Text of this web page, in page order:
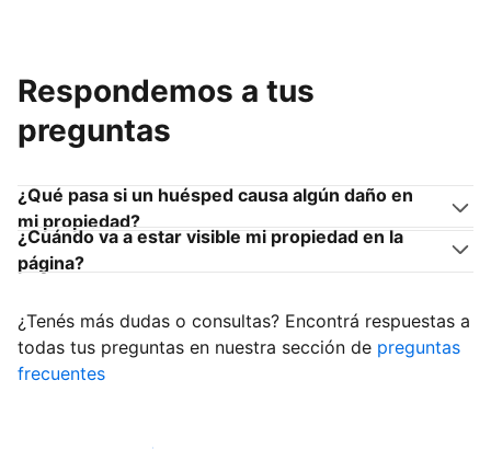
Respondemos a tus
preguntas
¿Qué pasa si un huésped causa algún daño en
mi propiedad?
¿Cuándo va a estar visible mi propiedad en la
página?
¿Tenés más dudas o consultas? Encontrá respuestas a
todas tus preguntas en nuestra sección de preguntas
frecuentes
Empezá a recibir huéspedes